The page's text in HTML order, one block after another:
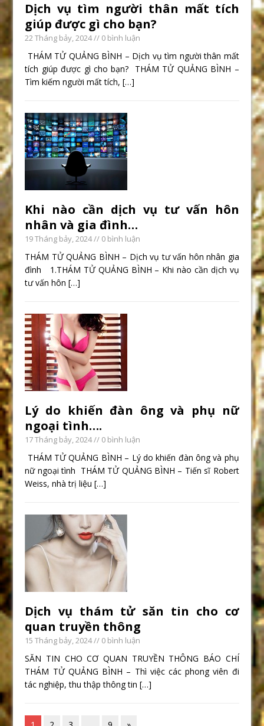
Dịch vụ tìm người thân mất tích
giúp được gì cho bạn?
22 Tháng bảy, 2024// 0 bình luận
THÁM TỬ QUẢNG BÌNH – Dịch vụ tìm người thân mất
tích giúp được gì cho bạn? THÁM TỬ QUẢNG BÌNH –
Tìm kiếm người mất tích,[…]
Khi nào cần dịch vụ tư vấn hôn
nhân và gia đình…
19 Tháng bảy, 2024// 0 bình luận
THÁM TỬ QUẢNG BÌNH – Dịch vụ tư vấn hôn nhân gia
đình 1.THÁM TỬ QUẢNG BÌNH – Khi nào cần dịch vụ
tư vấn hôn[…]
Lý do khiến đàn ông và phụ nữ
ngoại tình….
17 Tháng bảy, 2024// 0 bình luận
THÁM TỬ QUẢNG BÌNH – Lý do khiến đàn ông và phụ
nữ ngoại tình THÁM TỬ QUẢNG BÌNH – Tiến sĩ Robert
Weiss, nhà trị liệu[…]
Dịch vụ thám tử săn tin cho cơ
quan truyền thông
15 Tháng bảy, 2024// 0 bình luận
SĂN TIN CHO CƠ QUAN TRUYỀN THÔNG BÁO CHÍ
THÁM TỬ QUẢNG BÌNH – Thì việc các phong viên đi
tác nghiệp, thu thập thông tin[…]